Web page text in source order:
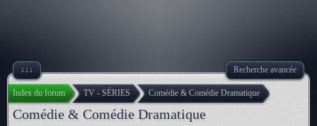
↓↓↓ Recherche avancée
Index du forum TV - SÉRIES Comédie & Comédie Dramatique
Comédie & Comédie Dramatique